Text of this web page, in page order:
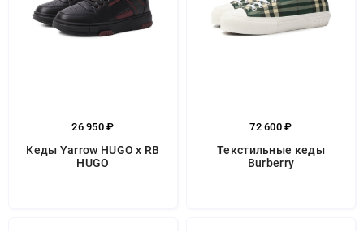
26 950 ₽
Кеды Yarrow HUGO x RB
HUGO
72 600 ₽
Текстильные кеды
Burberry